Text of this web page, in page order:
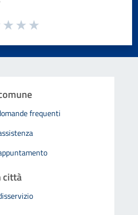
pagina
frequenti
città